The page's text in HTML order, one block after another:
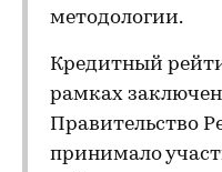
методологии.
Кредитный
рамках
Правительство
принимало